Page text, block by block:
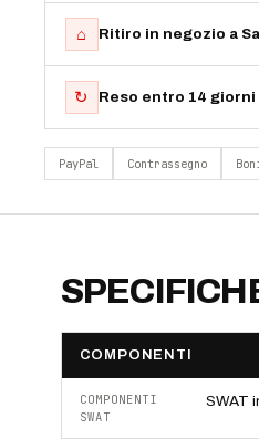
⌂ Ritiro in negozio a
↻ Reso entro 14 giorni
PayPal Contrassegno
COMPONENTI
COMPONENTI
SWAT
SWAT